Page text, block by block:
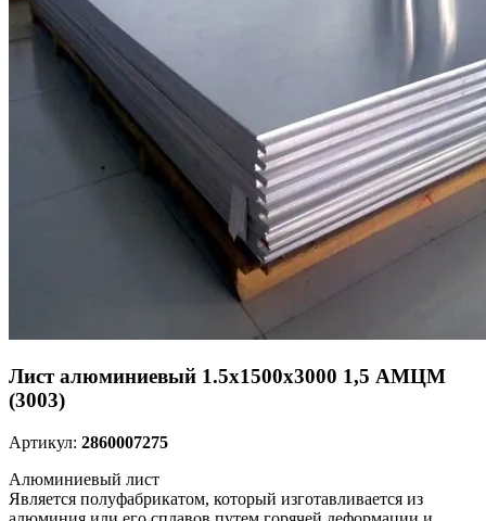
Лист алюминиевый 1.5х1500х3000 1,5 АМЦМ
(3003)
Артикул: 2860007275
Алюминиевый лист
Является полуфабрикатом, который изготавливается из